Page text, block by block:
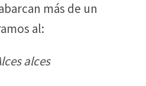
más de un
al:
alces